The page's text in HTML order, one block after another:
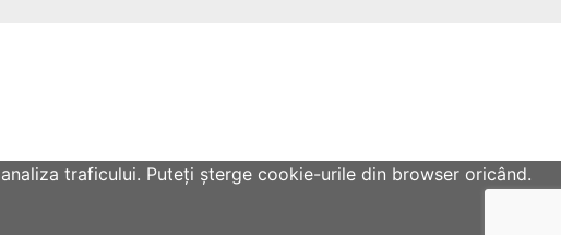
traficului. Puteți șterge cookie-urile din browser oricând.